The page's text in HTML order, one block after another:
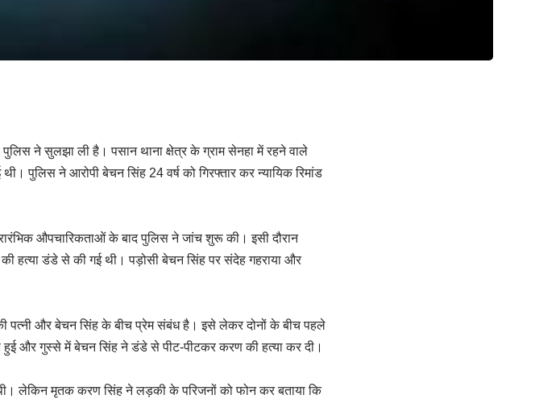
ने सुलझा ली है। पसान थाना क्षेत्र के ग्राम सेनहा में रहने वाले
पुलिस ने आरोपी बेचन सिंह 24 वर्ष को गिरफ्तार कर न्यायिक रिमांड
औपचारिकताओं के बाद पुलिस ने जांच शुरू की। इसी दौरान
हत्या डंडे से की गई थी। पड़ोसी बेचन सिंह पर संदेह गहराया और
पत्नी और बेचन सिंह के बीच प्रेम संबंध है। इसे लेकर दोनों के बीच पहले
हुई और गुस्से में बेचन सिंह ने डंडे से पीट-पीटकर करण की हत्या कर दी।
लेकिन मृतक करण सिंह ने लड़की के परिजनों को फोन कर बताया कि